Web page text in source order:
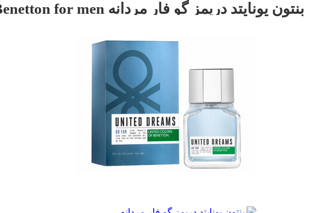
بنتون یونایتد دریمز گو فار مردانه United Dreams Men Go Far Benetton for men